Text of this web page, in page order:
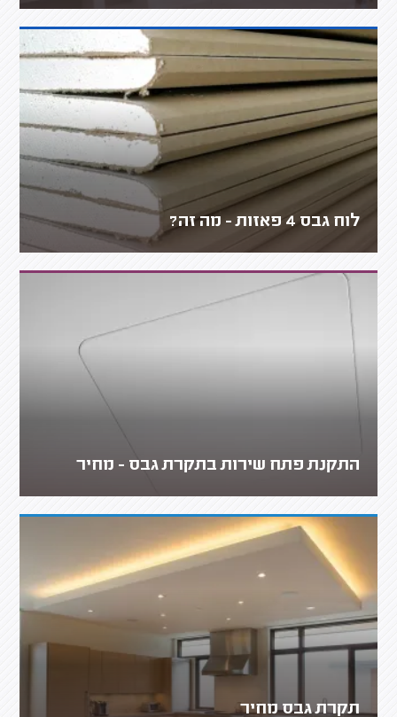
לוח גבס 4 פאזות - מה זה?
התקנת פתח שירות בתקרת גבס - מחיר
תקרת גבס מחיר